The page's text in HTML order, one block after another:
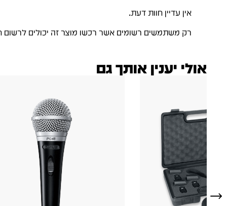
אין עדיין חוות דעת.
רק משתמשים רשומים אשר רכשו מוצר זה יכולים לרשום
אולי יענין אותך גם